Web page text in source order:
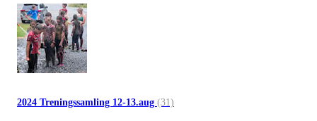
2024 Treningssamling 12-13.aug (31)